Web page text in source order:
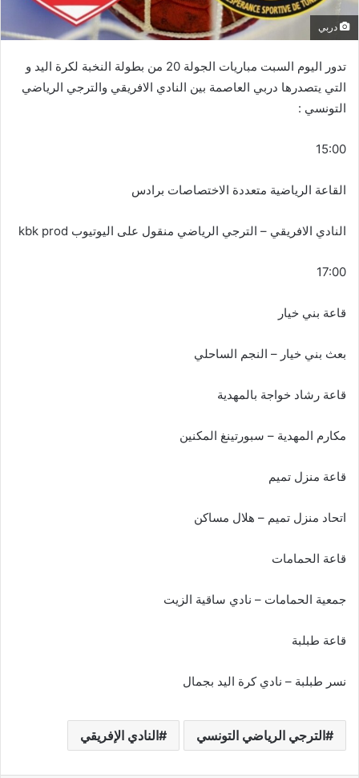
دربي
تدور اليوم السبت مباريات الجولة 20 من بطولة النخبة لكرة اليد و
التي يتصدرها دربي العاصمة بين النادي الافريقي والترجي الرياضي
التونسي :
15:00
القاعة الرياضية متعددة الاختصاصات برادس
النادي الافريقي – الترجي الرياضي منقول على اليوتيوب kbk prod
17:00
قاعة بني خيار
بعث بني خيار – النجم الساحلي
قاعة رشاد خواجة بالمهدية
مكارم المهدية – سبورتينغ المكنين
قاعة منزل تميم
اتحاد منزل تميم – هلال مساكن
قاعة الحمامات
جمعية الحمامات – نادي ساقية الزيت
قاعة طبلبة
نسر طبلبة – نادي كرة اليد بجمال
الترجي الرياضي التونسي النادي الإفريقي